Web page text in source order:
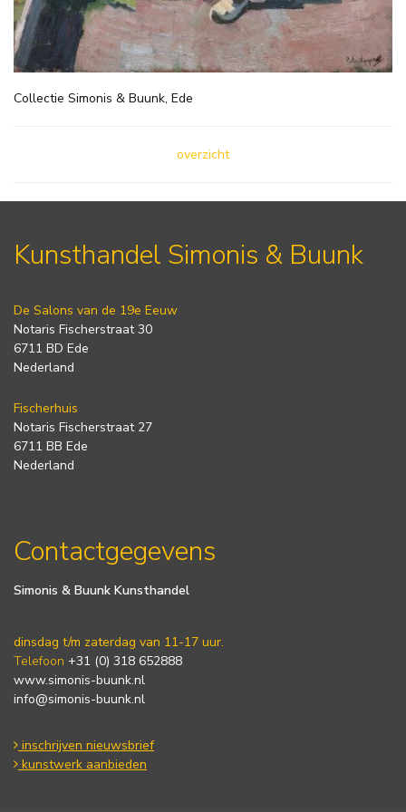
Collectie Simonis & Buunk, Ede
overzicht
Kunsthandel Simonis & Buunk
De Salons van de 19e Eeuw
Notaris Fischerstraat 30
6711 BD Ede
Nederland
Fischerhuis
Notaris Fischerstraat 27
6711 BB Ede
Nederland
Contactgegevens
Simonis & Buunk Kunsthandel
dinsdag t/m zaterdag van 11-17 uur.
Telefoon +31 (0) 318 652888
www.simonis-buunk.nl
info@simonis-buunk.nl
inschrijven nieuwsbrief
kunstwerk aanbieden